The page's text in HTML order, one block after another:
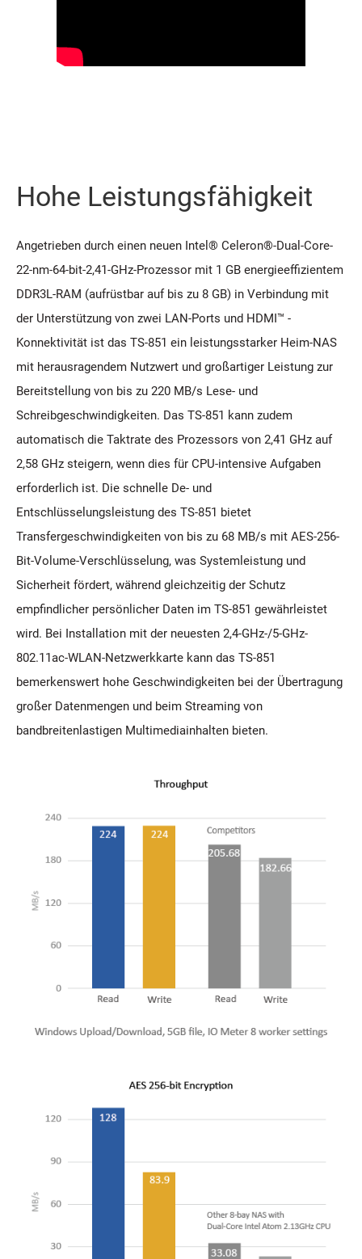
Hohe Leistungsfähigkeit
Angetrieben durch einen neuen Intel® Celeron®-Dual-Core-
22-nm-64-bit-2,41-GHz-Prozessor mit 1 GB energieeffizientem
DDR3L-RAM (aufrüstbar auf bis zu 8 GB) in Verbindung mit
der Unterstützung von zwei LAN-Ports und HDMI™ -
Konnektivität ist das TS-851 ein leistungsstarker Heim-NAS
mit herausragendem Nutzwert und großartiger Leistung zur
Bereitstellung von bis zu 220 MB/s Lese- und
Schreibgeschwindigkeiten. Das TS-851 kann zudem
automatisch die Taktrate des Prozessors von 2,41 GHz auf
2,58 GHz steigern, wenn dies für CPU-intensive Aufgaben
erforderlich ist. Die schnelle De- und
Entschlüsselungsleistung des TS-851 bietet
Transfergeschwindigkeiten von bis zu 68 MB/s mit AES-256-
Bit-Volume-Verschlüsselung, was Systemleistung und
Sicherheit fördert, während gleichzeitig der Schutz
empfindlicher persönlicher Daten im TS-851 gewährleistet
wird. Bei Installation mit der neuesten 2,4-GHz-/5-GHz-
802.11ac-WLAN-Netzwerkkarte kann das TS-851
bemerkenswert hohe Geschwindigkeiten bei der Übertragung
großer Datenmengen und beim Streaming von
bandbreitenlastigen Multimediainhalten bieten.